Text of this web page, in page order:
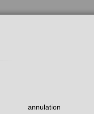
annulation